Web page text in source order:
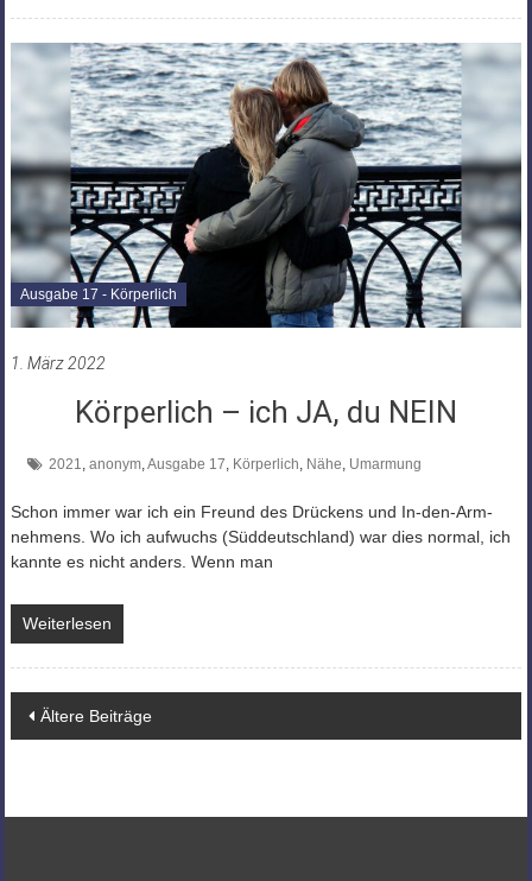
Ausgabe 17 - Körperlich
1. März 2022
Körperlich – ich JA, du NEIN
2021, anonym,Ausgabe 17, Körperlich, Nähe, Umarmung
Schon immer war ich ein Freund des Drückens und In-den-Arm-
nehmens. Wo ich aufwuchs (Süddeutschland) war dies normal, ich
kannte es nicht anders. Wenn man
Weiterlesen
Beitragsnavigation
Ältere Beiträge